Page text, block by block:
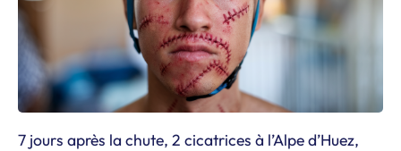
7 jours après la chute, 2 cicatrices à l’Alpe d’Huez,